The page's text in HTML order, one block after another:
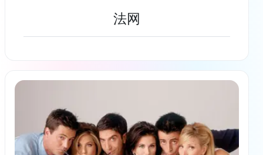
法网
了解更多